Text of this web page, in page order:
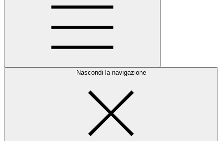
Nascondi la navigazione